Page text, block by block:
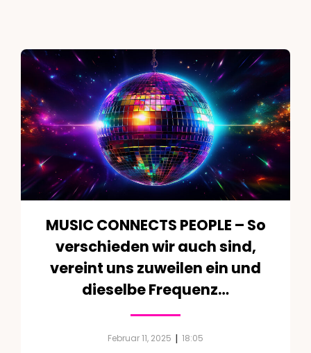
MUSIC CONNECTS PEOPLE – So
verschieden wir auch sind,
vereint uns zuweilen ein und
dieselbe Frequenz…
Februar 11, 2025 | 18:05